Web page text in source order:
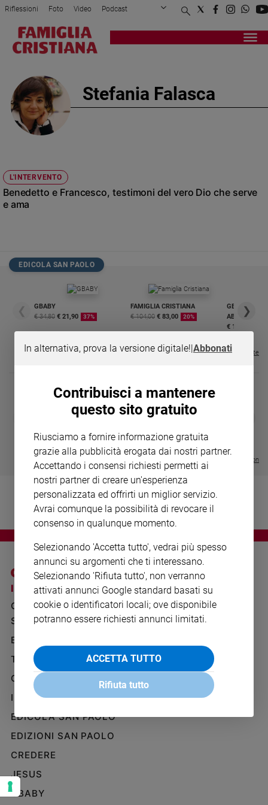
Attualità
Cronaca
Politica
Mondo
Economia
Sport
Interviste
Chiesa
Fede
spiritualità
Società
Ambiente
Creato
Volontariato
Aziende
valore
Caso
settimana
Migranti
Diversità
inclusione
Costume
Cultura
e
spettacoli
Riflessioni Foto Video Podcast
Privacy Policy Chi siamo
Registrati Redazione
Stefania Falasca
L'INTERVENTO
Benedetto e Francesco, testimoni del vero Dio che serve
e ama
EDICOLA SAN PAOLO
❮
GBABY
€ 34,80 € 21,90 37%
FAMIGLIA CRISTIANA
€ 104,00 € 83,00 20%
GBABY
€ 16,99
❯
Visualizza tutte le riviste
- VOL DA 1 AL 5
DIARIO G 2026-27
Visualizza tutte le collection
I SITI SAN PAOLO
GRUPPO EDITORIALE
SAN PAOLO
BENESSERE
TELENOVA
GAZZETTA D'ALBA
IL GIORNALINO
EDICOLA SAN PAOLO
EDIZIONI SAN PAOLO
CREDERE
JESUS
GBABY
NOTE LEGALI
PRIVACY POLICY
INFORMATIVA
SOCIAL
In alternativa, prova la versione digitale!|Abbonati
Contribuisci a mantenere
questo sito gratuito
Riusciamo a fornire informazione gratuita
grazie alla pubblicità erogata dai nostri partner.
Accettando i consensi richiesti permetti ai
nostri partner di creare un'esperienza
personalizzata ed offrirti un miglior servizio.
Avrai comunque la possibilità di revocare il
consenso in qualunque momento.
Selezionando 'Accetta tutto', vedrai più spesso
annunci su argomenti che ti interessano.
Selezionando 'Rifiuta tutto', non verranno
attivati annunci Google standard basati su
cookie o identificatori locali; ove disponibile
potranno essere richiesti annunci limitati.
ACCETTA TUTTO
Rifiuta tutto